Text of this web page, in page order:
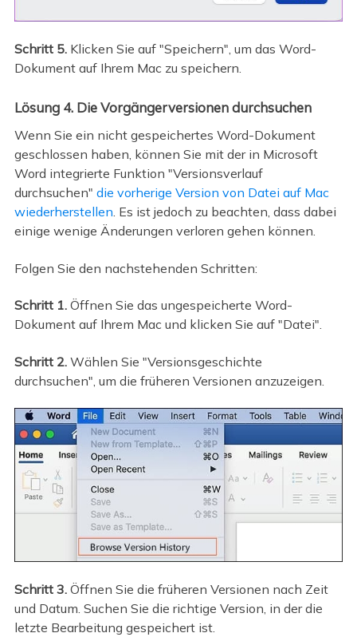
Schritt 5.Klicken Sie auf "Speichern", um das Word-
Dokument auf Ihrem Mac zu speichern.
Lösung 4. Die Vorgängerversionen durchsuchen
Wenn Sie ein nicht gespeichertes Word-Dokument
geschlossen haben, können Sie mit der in Microsoft
Word integrierte Funktion "Versionsverlauf
durchsuchen" die vorherige Version von Datei auf Mac
wiederherstellen. Es ist jedoch zu beachten, dass dabei
einige wenige Änderungen verloren gehen können.
Folgen Sie den nachstehenden Schritten:
Schritt 1. Öffnen Sie das ungespeicherte Word-
Dokument auf Ihrem Mac und klicken Sie auf "Datei".
Schritt 2. Wählen Sie "Versionsgeschichte
durchsuchen", um die früheren Versionen anzuzeigen.
Schritt 3.Öffnen Sie die früheren Versionen nach Zeit
und Datum. Suchen Sie die richtige Version, in der die
letzte Bearbeitung gespeichert ist.